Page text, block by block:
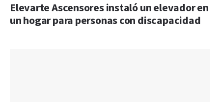
Elevarte Ascensores instaló un elevador en
un hogar para personas con discapacidad